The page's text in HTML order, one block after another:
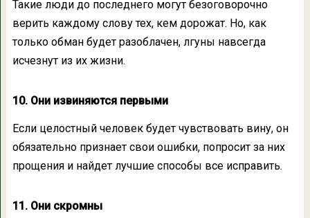
Такие люди до последнего могут безоговорочно
верить каждому слову тех, кем дорожат. Но, как
только обман будет разоблачен, лгуны навсегда
исчезнут из их жизни.
10. Они извиняются первыми
Если целостный человек будет чувствовать вину, он
обязательно признает свои ошибки, попросит за них
прощения и найдет лучшие способы все исправить.
11. Они скромны